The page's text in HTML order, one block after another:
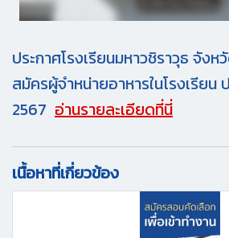
ประกาศโรงเรียนมหาวชิราวุธ จัง
สมัครผู้จำหน่ายอาหารในโรงเรียน
2567 อ่านรายละเอียดที่นี่
เนื้อหาที่เกี่ยวข้อง